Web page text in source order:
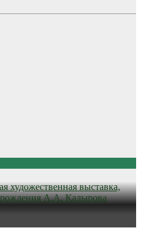
художественная выставка,
А.А. Кадырова